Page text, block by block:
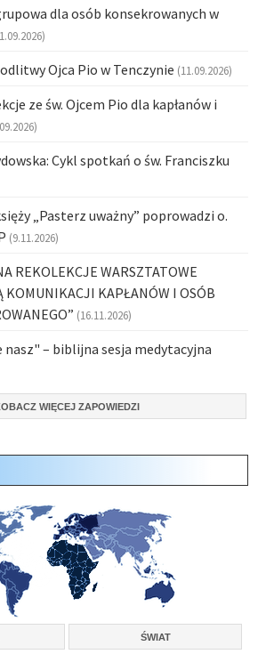
dla osób konsekrowanych w
Ojca Pio w Tenczynie (11.09.2026)
ze św. Ojcem Pio dla kapłanów i
Cykl spotkań o św. Franciszku
„Pasterz uważny” poprowadzi o.
(9.11.2026)
REKOLEKCJE WARSZTATOWE
KOMUNIKACJI KAPŁANÓW I OSÓB
(16.11.2026)
– biblijna sesja medytacyjna
WIĘCEJ ZAPOWIEDZI
ŚWIAT